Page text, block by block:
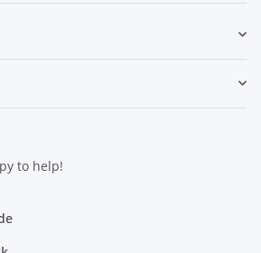
to help!